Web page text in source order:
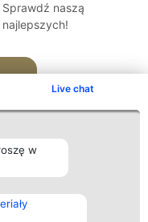
Live chat
w
naszą
Kontakt
Kontakt